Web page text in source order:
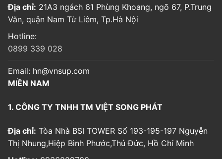
Địa chỉ: 21A3 ngách 61 Phùng Khoang, ngõ 67, P.Trung
Văn, quận Nam Từ Liêm, Tp.Hà Nội
Hotline:
0899 339 028
Email: hn@vnsup.com
MIỀN NAM
1. CÔNG TY TNHH TM VIỆT SONG PHÁT
Địa chỉ: Tòa Nhà BSI TOWER Số 193-195-197 Nguyễn
Thị Nhung,Hiệp Bình Phước,Thủ Đức, Hồ Chí Minh